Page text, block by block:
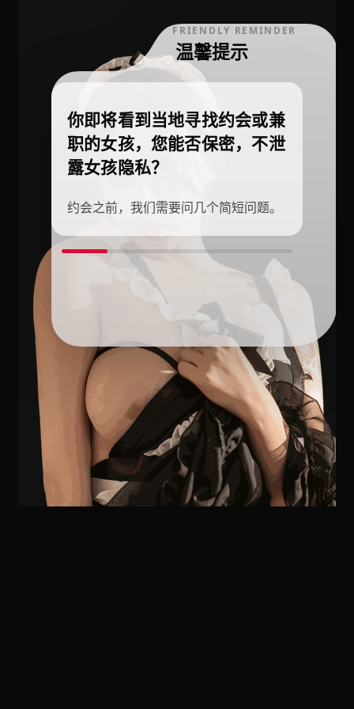
FRIENDLY REMINDER
温馨提示
你即将看到当地寻找约会或兼
职的女孩，您能否保密，不泄
露女孩隐私？
约会之前，我们需要问几个简短问题。